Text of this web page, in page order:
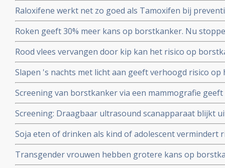
Raloxifene werkt net zo goed als Tamoxifen bij
vrouwen met significant minder bijwerkingen.
Roken geeft 30% meer kans op borstkanker. Nu
als preventie..
Rood vlees vervangen door kip kan het risico op
verhoogt namelijk het risico, kip verkleint het risico op
Slapen 's nachts met licht aan geeft verhoogd risico
Hoe meer licht 's nachts hoe groter het risico.
Screening van borstkanker via een mammografie
uiteindelijke overlevingscijfers blijkt uit 25 jarige studie
leeftijd van 40 tot 59 jaar in Canada.
Screening: Draagbaar ultrasound scanapparaat blijkt
bij ontdekken van kwaadaardige tumoren bij mensen
van borstkanker copy 1
Soja eten of drinken als kind of adolescent vermindert
leeftijd.
Transgender vrouwen hebben grotere kans op
gebruikten, blijkt uit Nederlandse studie